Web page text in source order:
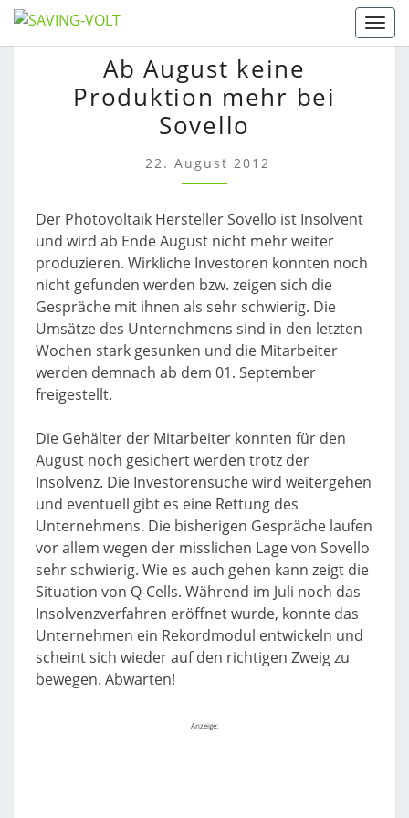
Skip
to
AB
AUGUST
KEINE
PRODUKTION
MEHR
BEI
SOVELLO
Ab August keine
Produktion mehr bei
Sovello
22. August 2012
Der Photovoltaik Hersteller Sovello ist Insolvent
und wird ab Ende August nicht mehr weiter
produzieren. Wirkliche Investoren konnten noch
nicht gefunden werden bzw. zeigen sich die
Gespräche mit ihnen als sehr schwierig. Die
Umsätze des Unternehmens sind in den letzten
Wochen stark gesunken und die Mitarbeiter
werden demnach ab dem 01. September
freigestellt.
Die Gehälter der Mitarbeiter konnten für den
August noch gesichert werden trotz der
Insolvenz. Die Investorensuche wird weitergehen
und eventuell gibt es eine Rettung des
Unternehmens. Die bisherigen Gespräche laufen
vor allem wegen der misslichen Lage von Sovello
sehr schwierig. Wie es auch gehen kann zeigt die
Situation von Q-Cells. Während im Juli noch das
Insolvenzverfahren eröffnet wurde, konnte das
Unternehmen ein Rekordmodul entwickeln und
scheint sich wieder auf den richtigen Zweig zu
bewegen. Abwarten!
Anzeige: